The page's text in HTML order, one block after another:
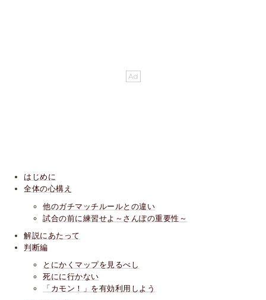
はじめに
全体の心構え
他のガチマッチルールとの違い
試合の前に練習せよ～さんぽの重要性～
解説にあたって
判断編
とにかくマップを見るべし
死にに行かない
「カモン！」を有効利用しよう